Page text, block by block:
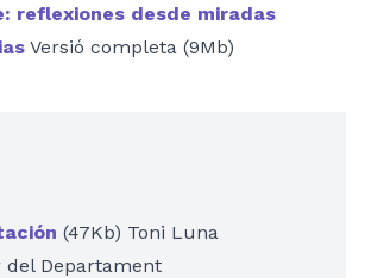
reflexiones desde miradas
Versió completa (9Mb)
(47Kb) Toni Luna
del Departament